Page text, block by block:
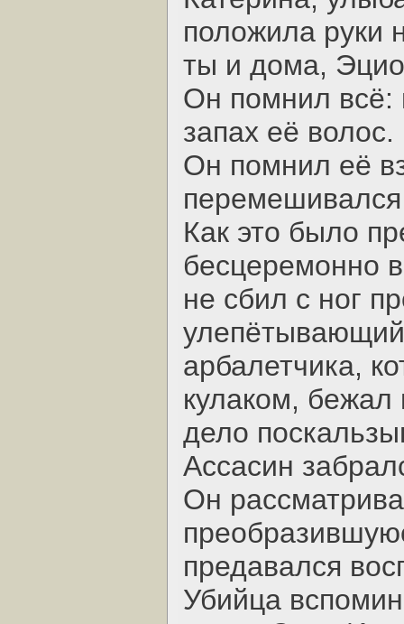
положила руки
ты и дома,
Он помнил всё:
запах её волос.
Он помнил её
Как это было
бесцеремонно
не сбил с ног
арбалетчика,
кулаком,
дело
Ассасин
Он
предавался
Убийца